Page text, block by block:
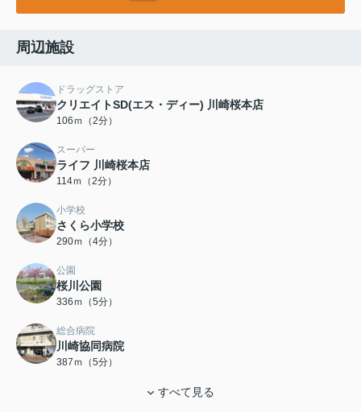
周辺施設
ドラッグストア
クリエイトSD(エス・ディー) 川崎桜本店
106ｍ（2分）
スーパー
ライフ 川崎桜本店
114ｍ（2分）
小学校
さくら小学校
290ｍ（4分）
公園
桜川公園
336ｍ（5分）
総合病院
川崎協同病院
387ｍ（5分）
すべて見る